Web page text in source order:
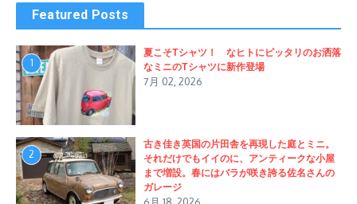
Featured Posts
1
夏こそTシャツ！ なヒトにピッタリのお洒落
なミニのTシャツに新作登場
7月 02, 2026
2
古き佳き英国の片田舎を再現した庭とミニ。
それだけでもイイのに、アンティークな小屋
まで増設。春にはバラが咲き誇る佐名さんの
ガレージ